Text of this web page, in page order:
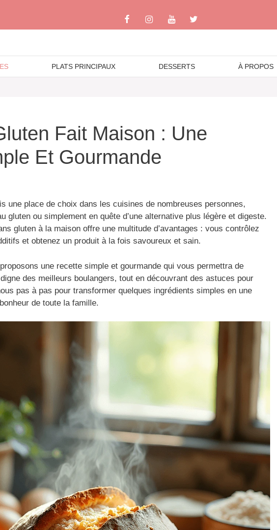
PLATS PRINCIPAUX DESSERTS À PROPOS
Fait Maison : Une
Et Gourmande
une place de choix dans les cuisines de nombreuses personnes,
gluten ou simplement en quête d’une alternative plus légère et digeste.
gluten à la maison offre une multitude d’avantages : vous contrôlez
et obtenez un produit à la fois savoureux et sain.
une recette simple et gourmande qui vous permettra de
des meilleurs boulangers, tout en découvrant des astuces pour
pas à pas pour transformer quelques ingrédients simples en une
de toute la famille.